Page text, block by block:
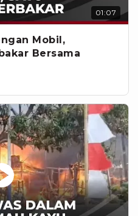
01:07
Mobil,
Bersama